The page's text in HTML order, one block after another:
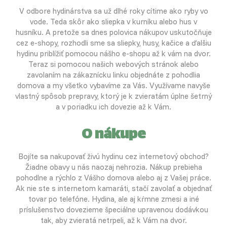
V odbore hydinárstva sa už dlhé roky cítime ako ryby vo
vode. Teda skôr ako sliepka v kurníku alebo hus v
husníku. A pretože sa dnes polovica nákupov uskutočňuje
cez e-shopy, rozhodli sme sa sliepky, husy, kačice a ďalšiu
hydinu priblížiť pomocou nášho e-shopu až k vám na dvor.
Teraz si pomocou našich webových stránok alebo
zavolaním na zákaznícku linku objednáte z pohodlia
domova a my všetko vybavíme za Vás. Využívame navyše
vlastný spôsob prepravy, ktorý je k zvieratám úplne šetrný
a v poriadku ich dovezie až k Vám.
O nákupe
Bojíte sa nakupovať živú hydinu cez internetový obchod?
Žiadne obavy u nás naozaj nehrozia. Nákup prebieha
pohodlne a rýchlo z Vášho domova alebo aj z Vašej práce.
Ak nie ste s internetom kamaráti, stačí zavolať a objednať
tovar po telefóne. Hydina, ale aj kŕmne zmesi a iné
príslušenstvo dovezieme špeciálne upravenou dodávkou
tak, aby zvieratá netrpeli, až k Vám na dvor.